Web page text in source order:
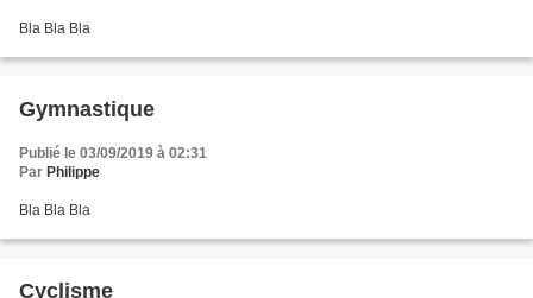
Bla Bla Bla
Gymnastique
Publié le 03/09/2019 à 02:31
Par Philippe
Bla Bla Bla
Cyclisme